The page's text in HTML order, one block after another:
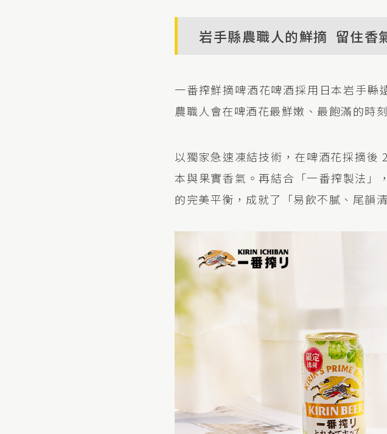
岩手縣農職人的鮮摘 留住香
一番搾鮮摘啤酒花啤酒採用日本岩手
農職人會在啤酒花最鮮嫩、最飽滿的時
以獨家急速凍結技術，在啤酒花採摘
本與果實香氣。再結合「一番搾製法」
的完美平衡，成就了「易飲不膩、尾韻